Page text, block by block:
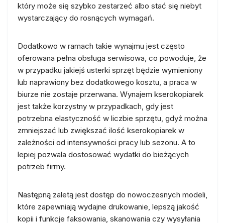
który może się szybko zestarzeć albo stać się niebyt
wystarczający do rosnących wymagań.
Dodatkowo w ramach takie wynajmu jest często
oferowana pełna obsługa serwisowa, co powoduje, że
w przypadku jakiejś usterki sprzęt będzie wymieniony
lub naprawiony bez dodatkowego kosztu, a praca w
biurze nie zostaje przerwana. Wynajem kserokopiarek
jest także korzystny w przypadkach, gdy jest
potrzebna elastyczność w liczbie sprzętu, gdyż można
zmniejszać lub zwiększać ilość kserokopiarek w
zależności od intensywności pracy lub sezonu. A to
lepiej pozwala dostosować wydatki do bieżących
potrzeb firmy.
Następną zaletą jest dostęp do nowoczesnych modeli,
które zapewniają wydajne drukowanie, lepszą jakość
kopii i funkcje faksowania, skanowania czy wysyłania